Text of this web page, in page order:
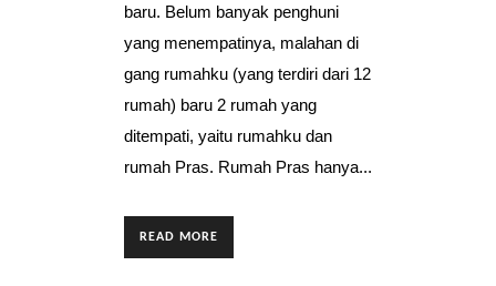
baru. Belum banyak penghuni
yang menempatinya, malahan di
gang rumahku (yang terdiri dari 12
rumah) baru 2 rumah yang
ditempati, yaitu rumahku dan
rumah Pras. Rumah Pras hanya...
READ MORE